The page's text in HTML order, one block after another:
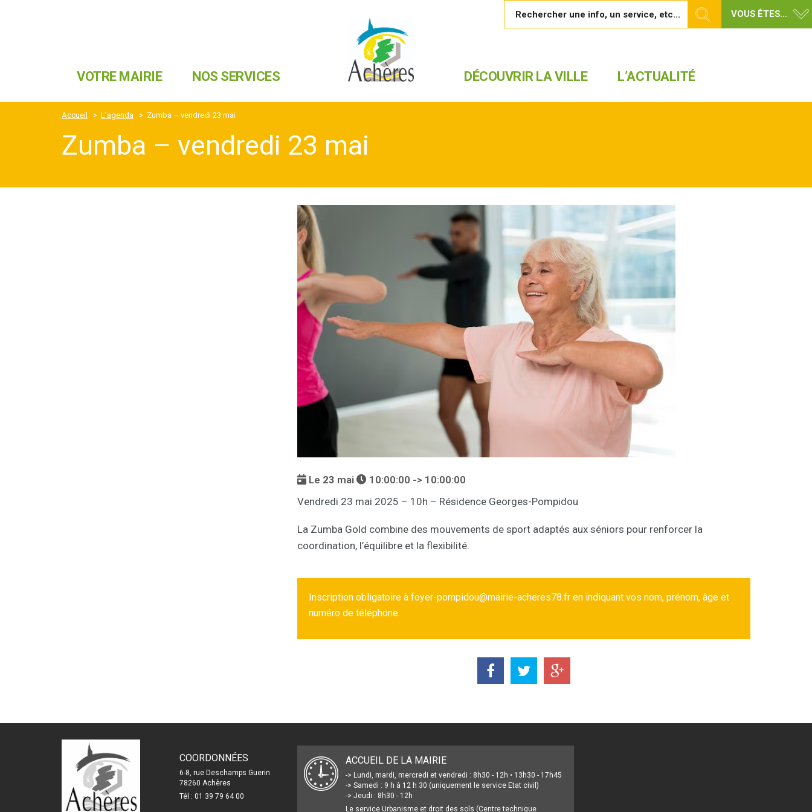
VOUS ÊTES...
VOTRE MAIRIE NOS SERVICES DÉCOUVRIR LA VILLE L’ACTUALITÉ
Accueil > L’agenda > Zumba – vendredi 23 mai
Zumba – vendredi 23 mai
Le 23 mai
10:00:00 -> 10:00:00
Vendredi 23 mai 2025 – 10h – Résidence Georges-Pompidou
La Zumba Gold combine des mouvements de sport adaptés aux séniors pour renforcer la
coordination, l’équilibre et la flexibilité.
Inscription obligatoire à foyer-pompidou@mairie-acheres78.fr en indiquant vos nom, prénom, âge et
numéro de téléphone.
COORDONNÉES
6-8, rue Deschamps Guerin
78260 Achères
Tél : 01 39 79 64 00
ACCUEIL DE LA MAIRIE
-> Lundi, mardi, mercredi et vendredi : 8h30 - 12h • 13h30 - 17h45
-> Samedi : 9 h à 12 h 30 (uniquement le service Etat civil)
-> Jeudi : 8h30 - 12h
Le service Urbanisme et droit des sols (Centre technique